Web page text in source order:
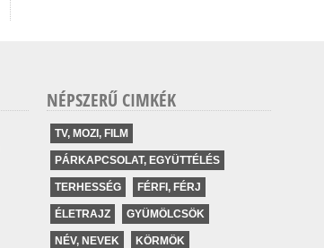
NÉPSZERŰ CIMKÉK
TV, MOZI, FILM
PÁRKAPCSOLAT, EGYÜTTÉLÉS
TERHESSÉG FÉRFI, FÉRJ
ÉLETRAJZ GYÜMÖLCSÖK
NÉV, NEVEK KÖRMÖK